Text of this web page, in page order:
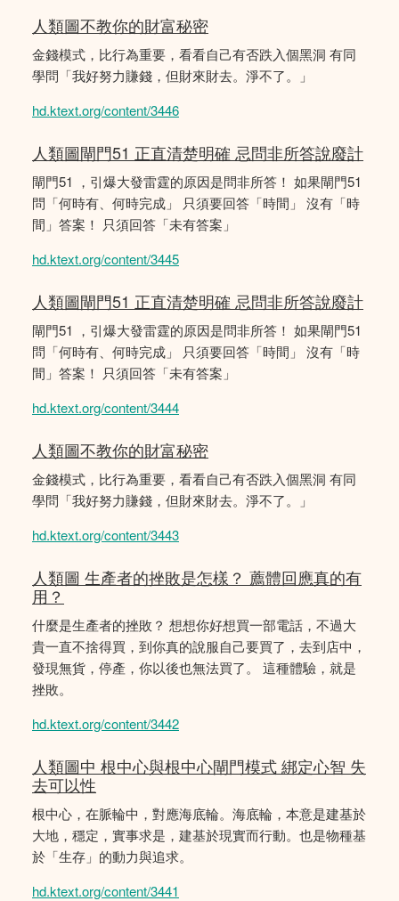
人類圖不教你的財富秘密
金錢模式，比行為重要，看看自己有否跌入個黑洞 有同
學問「我好努力賺錢，但財來財去。淨不了。」
hd.ktext.org/content/3446
人類圖閘門51 正直清楚明確 忌問非所答說廢計
閘門51 ，引爆大發雷霆的原因是問非所答！ 如果閘門51
問「何時有、何時完成」 只須要回答「時間」 沒有「時
間」答案！ 只須回答「未有答案」
hd.ktext.org/content/3445
人類圖閘門51 正直清楚明確 忌問非所答說廢計
閘門51 ，引爆大發雷霆的原因是問非所答！ 如果閘門51
問「何時有、何時完成」 只須要回答「時間」 沒有「時
間」答案！ 只須回答「未有答案」
hd.ktext.org/content/3444
人類圖不教你的財富秘密
金錢模式，比行為重要，看看自己有否跌入個黑洞 有同
學問「我好努力賺錢，但財來財去。淨不了。」
hd.ktext.org/content/3443
人類圖 生產者的挫敗是怎樣？ 薦體回應真的有
用？
什麼是生產者的挫敗？ 想想你好想買一部電話，不過大
貴一直不捨得買，到你真的說服自己要買了，去到店中，
發現無貨，停產，你以後也無法買了。 這種體驗，就是
挫敗。
hd.ktext.org/content/3442
人類圖中 根中心與根中心閘門模式 綁定心智 失
去可以性
根中心，在脈輪中，對應海底輪。海底輪，本意是建基於
大地，穩定，實事求是，建基於現實而行動。也是物種基
於「生存」的動力與追求。
hd.ktext.org/content/3441